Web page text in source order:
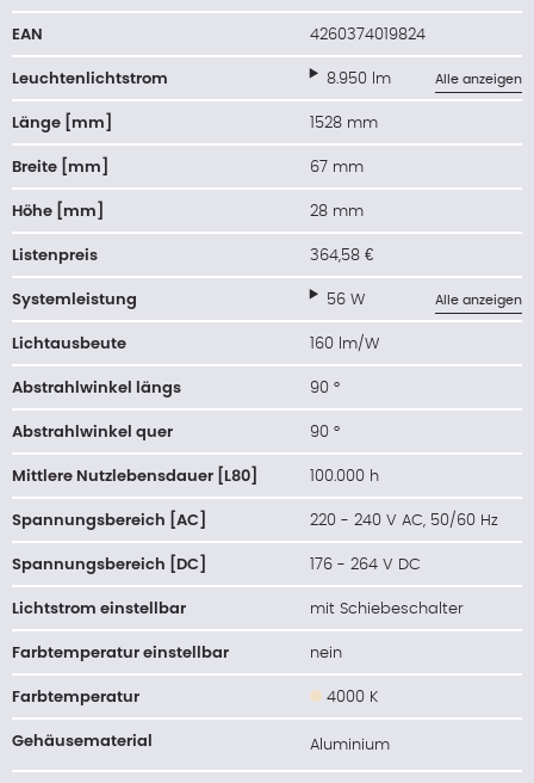
EAN 4260374019824
Leuchtenlichtstrom 8.950 lm Alle anzeigen
Länge [mm] 1528 mm
Breite [mm] 67 mm
Höhe [mm] 28 mm
Listenpreis 364,58 €
Systemleistung 56 W Alle anzeigen
Lichtausbeute 160 lm/W
Abstrahlwinkel längs 90 °
Abstrahlwinkel quer 90 °
Mittlere Nutzlebensdauer [L80] 100.000 h
Spannungsbereich [AC] 220 - 240 V AC, 50/60 Hz
Spannungsbereich [DC] 176 - 264 V DC
Lichtstrom einstellbar mit Schiebeschalter
Farbtemperatur einstellbar nein
Farbtemperatur 4000 K
Gehäusematerial Aluminium